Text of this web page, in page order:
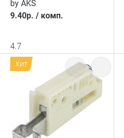
by AKS
9.40р. / комп.
4.7
Хит